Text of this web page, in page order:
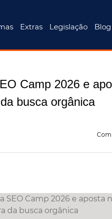
Extras Legislação
Camp 2026 e
busca orgânica